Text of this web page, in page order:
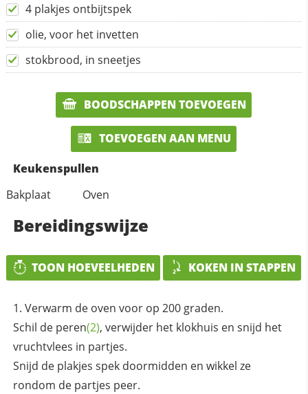
4 plakjes ontbijtspek
olie, voor het invetten
stokbrood, in sneetjes
BOODSCHAPPEN TOEVOEGEN
TOEVOEGEN AAN MENU
Keukenspullen
Bakplaat
Oven
Bereidingswijze
TOON HOEVEELHEDEN KOKEN IN STAPPEN
Verwarm de oven voor op 200 graden.
Schil de peren(2), verwijder het klokhuis en snijd het
vruchtvlees in partjes.
Snijd de plakjes spek doormidden en wikkel ze
rondom de partjes peer.